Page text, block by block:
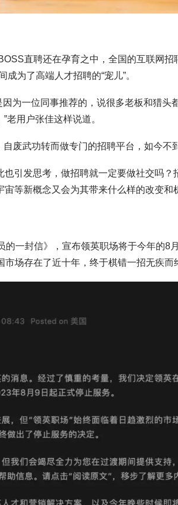
直聘还在孕育之中，全国的互联网招
为了高端人才招聘的“宠儿”。
因为一位同事推荐的，说很多老板和猎头
老用户张佳这样说道。
废武功转而做专门的招聘平台，如今不
引发思考，做招聘就一定要做社交吗？
等新概念又会为其带来什么样的改变和
一封信》，宣布领英职场将于今年的8
场存在了近十年，终于棋错一招无疾而